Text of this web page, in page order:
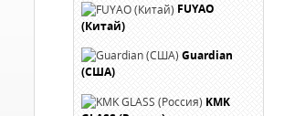
FUYAO
(Китай)
Guardian
(США)
KMK